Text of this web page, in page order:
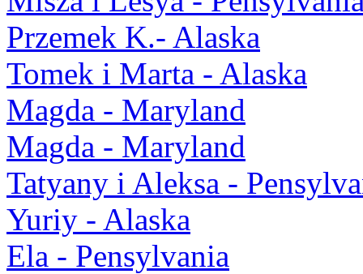
Przemek K.- Alaska
Tomek i Marta - Alaska
Magda - Maryland
Magda - Maryland
Tatyany i Aleksa -
Yuriy - Alaska
Ela - Pensylvania